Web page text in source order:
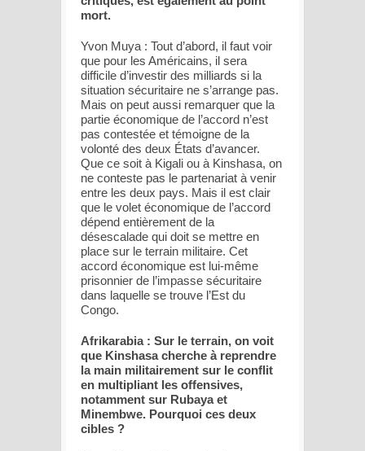
mort.
Yvon Muya : Tout d’abord, il faut voir
que pour les Américains, il sera
difficile d’investir des milliards si la
situation sécuritaire ne s’arrange pas.
Mais on peut aussi remarquer que la
partie économique de l’accord n’est
pas contestée et témoigne de la
volonté des deux États d’avancer.
Que ce soit à Kigali ou à Kinshasa, on
ne conteste pas le partenariat à venir
entre les deux pays. Mais il est clair
que le volet économique de l’accord
dépend entièrement de la
désescalade qui doit se mettre en
place sur le terrain militaire. Cet
accord économique est lui-même
prisonnier de l’impasse sécuritaire
dans laquelle se trouve l’Est du
Congo.
Afrikarabia : Sur le terrain, on voit
que Kinshasa cherche à reprendre
la main militairement sur le conflit
en multipliant les offensives,
notamment sur Rubaya et
Minembwe. Pourquoi ces deux
cibles ?